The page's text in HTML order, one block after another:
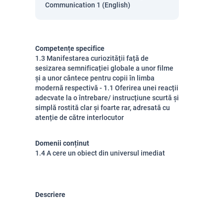
Communication 1 (English)
Competențe specifice
1.3 Manifestarea curiozității față de
sesizarea semnificației globale a unor filme
și a unor cântece pentru copii în limba
modernă respectivă - 1.1 Oferirea unei reacții
adecvate la o întrebare/ instrucțiune scurtă și
simplă rostită clar și foarte rar, adresată cu
atenție de către interlocutor
Domenii conținut
1.4 A cere un obiect din universul imediat
Descriere